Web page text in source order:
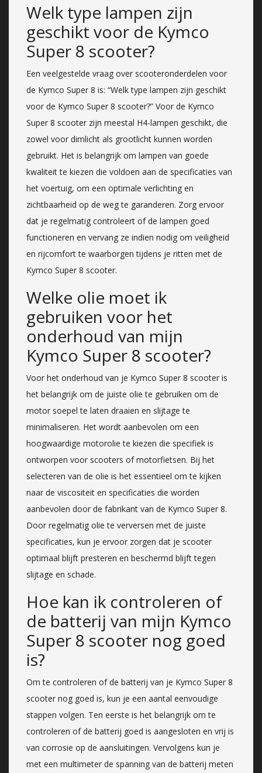
Welk type lampen zijn
geschikt voor de Kymco
Super 8 scooter?
Een veelgestelde vraag over scooteronderdelen voor
de Kymco Super 8 is: “Welk type lampen zijn geschikt
voor de Kymco Super 8 scooter?” Voor de Kymco
Super 8 scooter zijn meestal H4-lampen geschikt, die
zowel voor dimlicht als grootlicht kunnen worden
gebruikt. Het is belangrijk om lampen van goede
kwaliteit te kiezen die voldoen aan de specificaties van
het voertuig, om een optimale verlichting en
zichtbaarheid op de weg te garanderen. Zorg ervoor
dat je regelmatig controleert of de lampen goed
functioneren en vervang ze indien nodig om veiligheid
en rijcomfort te waarborgen tijdens je ritten met de
Kymco Super 8 scooter.
Welke olie moet ik
gebruiken voor het
onderhoud van mijn
Kymco Super 8 scooter?
Voor het onderhoud van je Kymco Super 8 scooter is
het belangrijk om de juiste olie te gebruiken om de
motor soepel te laten draaien en slijtage te
minimaliseren. Het wordt aanbevolen om een
hoogwaardige motorolie te kiezen die specifiek is
ontworpen voor scooters of motorfietsen. Bij het
selecteren van de olie is het essentieel om te kijken
naar de viscositeit en specificaties die worden
aanbevolen door de fabrikant van de Kymco Super 8.
Door regelmatig olie te verversen met de juiste
specificaties, kun je ervoor zorgen dat je scooter
optimaal blijft presteren en beschermd blijft tegen
slijtage en schade.
Hoe kan ik controleren of
de batterij van mijn Kymco
Super 8 scooter nog goed
is?
Om te controleren of de batterij van je Kymco Super 8
scooter nog goed is, kun je een aantal eenvoudige
stappen volgen. Ten eerste is het belangrijk om te
controleren of de batterij goed is aangesloten en vrij is
van corrosie op de aansluitingen. Vervolgens kun je
met een multimeter de spanning van de batterij meten